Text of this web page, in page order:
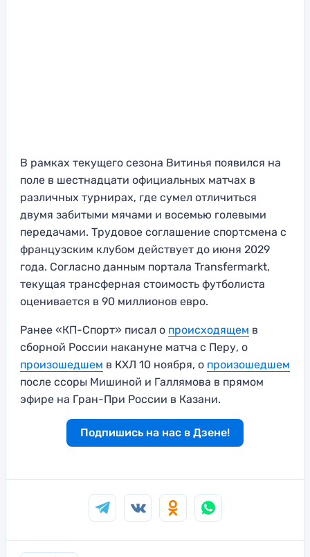
В рамках текущего сезона Витинья появился на
поле в шестнадцати официальных матчах в
различных турнирах, где сумел отличиться
двумя забитыми мячами и восемью голевыми
передачами. Трудовое соглашение спортсмена с
французским клубом действует до июня 2029
года. Согласно данным портала Transfermarkt,
текущая трансферная стоимость футболиста
оценивается в 90 миллионов евро.
Ранее «КП-Спорт» писал о происходящем в
сборной России накануне матча с Перу, о
произошедшем в КХЛ 10 ноября, о произошедшем
после ссоры Мишиной и Галлямова в прямом
эфире на Гран-При России в Казани.
Подпишись на нас в Дзене!